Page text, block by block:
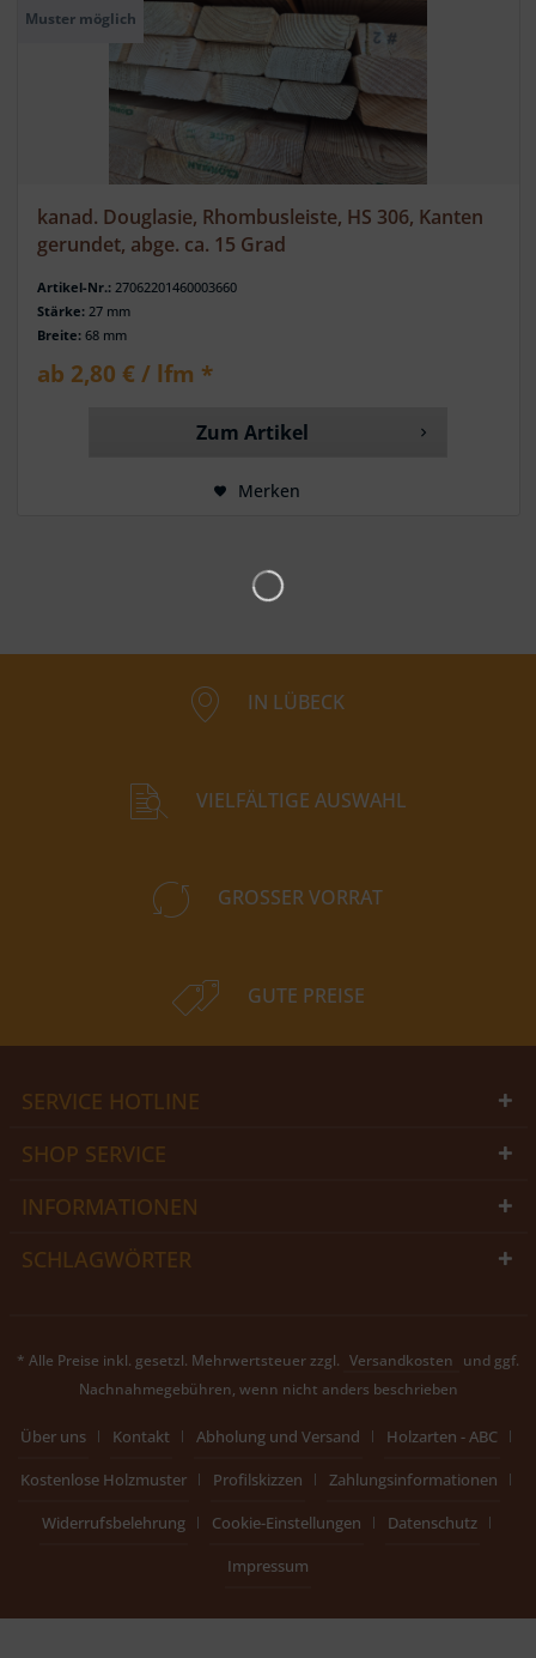
Muster möglich
kanad. Douglasie, Rhombusleiste, HS 306, Kanten
gerundet, abge. ca. 15 Grad
Artikel-Nr.: 27062201460003660
Stärke: 27 mm
Breite: 68 mm
ab 2,80 € / lfm *
Zum Artikel
Merken
IN LÜBECK
VIELFÄLTIGE AUSWAHL
GROSSER VORRAT
GUTE PREISE
SERVICE HOTLINE
SHOP SERVICE
INFORMATIONEN
SCHLAGWÖRTER
* Alle Preise inkl. gesetzl. Mehrwertsteuer zzgl. Versandkosten und ggf.
Nachnahmegebühren, wenn nicht anders beschrieben
Über uns Kontakt Abholung und Versand
Holzarten - ABC
Kostenlose Holzmuster
Profilskizzen
Zahlungsinformationen
Widerrufsbelehrung
Cookie-Einstellungen
Datenschutz
Impressum